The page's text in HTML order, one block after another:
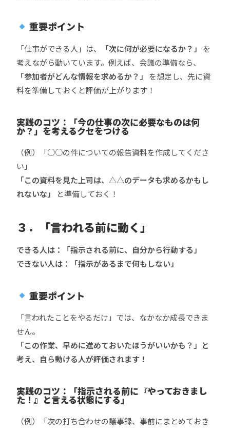
重要ポイント
「仕事ができる人」は、 「次に何が必要になるか？」
を
考えながら動いています。例えば、会議の準備なら、
「参加者がどんな情報を求めるか？」
を想定し、先に資
料を準備しておくと評価が上がります！
実践のコツ：「今の仕事の次に必要なものは何
か？」を考えるクセをつける
（例）「○○の件についての報告資料を作成してくださ
い」
「この資料を見た上司は、△△のデータも求めるかもし
れないな」
と準備しておく！
３．「言われる前に動く」
できる人は：「指示される前に、自分から行動する」
できない人は：「指示があるまで何もしない」
重要ポイント
「言われたことをやるだけ」では、なかなか成長できま
せん。
「この作業、早めに進めておいたほうがいいかも？」と
考え、自ら動ける人が評価されます！
実践のコツ：「指示される前に『やっておきまし
た！』と言える状態にする」
（例）「次の打ち合わせの議事録、事前にまとめておき